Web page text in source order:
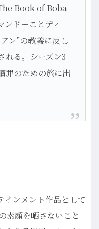
Book of Boba
ドーことディ
ン”の教義に反し
れる。シーズン3
罪のための旅に出
インメント作品として
素顔を晒さないこと